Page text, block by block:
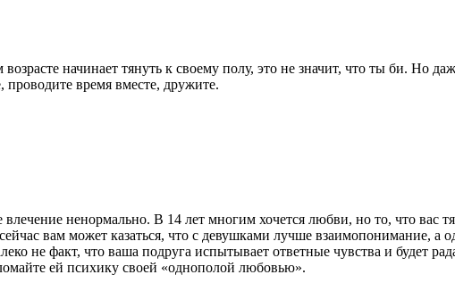
начинает тянуть к своему полу, это не значит, что ты би. Но
время вместе, дружите.
влечение ненормально. В 14 лет многим хочется любви, но то, что вас
вам может казаться, что с девушками лучше взаимопонимание, а
не факт, что ваша подруга испытывает ответные чувства и будет
ей психику своей «однополой любовью».